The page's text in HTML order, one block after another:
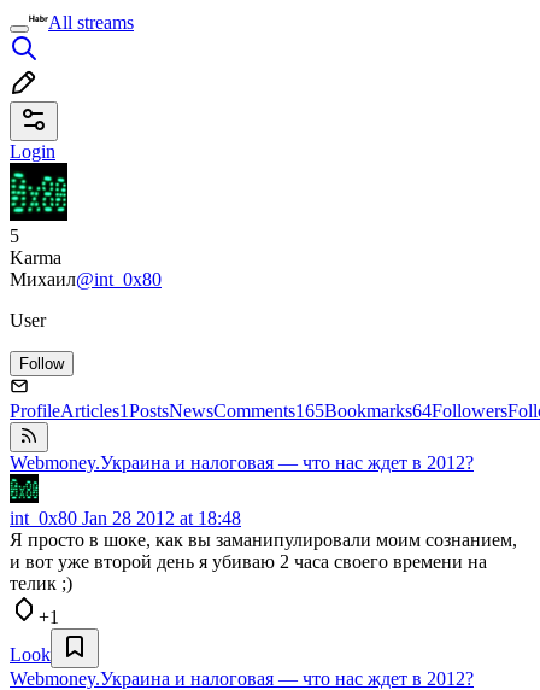
All streams
Login
5
Karma
Михаил@int_0x80
User
Follow
ProfileArticles1PostsNewsComments165Bookmarks64Followers
Webmoney.Украина и налоговая — что нас ждет в 2012?
int_0x80 Jan 28 2012 at 18:48
Я просто в шоке, как вы заманипулировали моим сознанием,
и вот уже второй день я убиваю 2 часа своего времени на
телик ;)
+1
Look
Webmoney.Украина и налоговая — что нас ждет в 2012?